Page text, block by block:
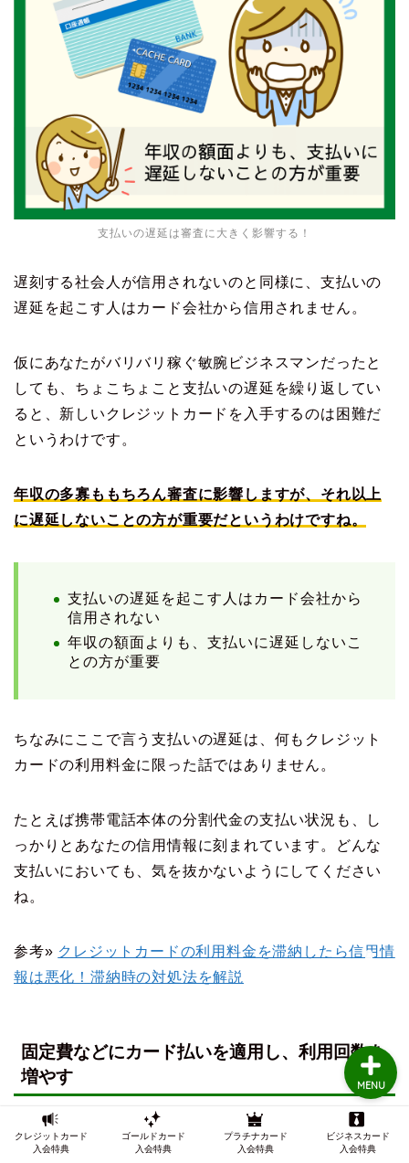
支払いの遅延は審査に大きく影響する！
遅刻する社会人が信用されないのと同様に、支払いの
遅延を起こす人はカード会社から信用されません。
仮にあなたがバリバリ稼ぐ敏腕ビジネスマンだったと
しても、ちょこちょこと支払いの遅延を繰り返してい
ると、新しいクレジットカードを入手するのは困難だ
というわけです。
年収の多寡ももちろん審査に影響しますが、それ以上
に遅延しないことの方が重要だというわけですね。
支払いの遅延を起こす人はカード会社から
信用されない
年収の額面よりも、支払いに遅延しないこ
との方が重要
ちなみにここで言う支払いの遅延は、何もクレジット
カードの利用料金に限った話ではありません。
たとえば携帯電話本体の分割代金の支払い状況も、し
っかりとあなたの信用情報に刻まれています。どんな
支払いにおいても、気を抜かないようにしてください
ね。
参考» クレジットカードの利用料金を滞納したら信用情
報は悪化！滞納時の対処法を解説
固定費などにカード払いを適用し、利用回数を
増やす
クレジットカード
入会特典
ゴールドカード
入会特典
プラチナカード
入会特典
ビジネスカード
入会特典
MENU
TOP
クレジットカードの審査
インビテーション